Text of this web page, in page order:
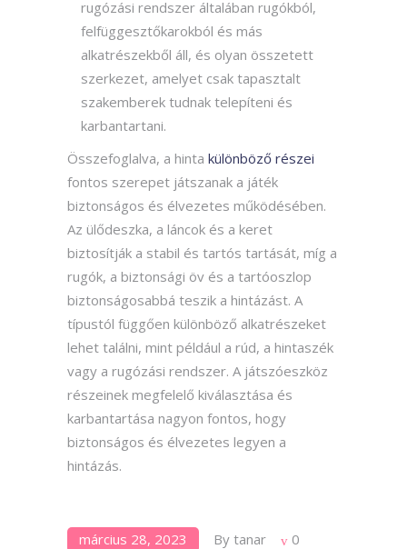
rugózási rendszer általában rugókból,
felfüggesztőkarokból és más
alkatrészekből áll, és olyan összetett
szerkezet, amelyet csak tapasztalt
szakemberek tudnak telepíteni és
karbantartani.
Összefoglalva, a hinta különböző részei
fontos szerepet játszanak a játék
biztonságos és élvezetes működésében.
Az ülődeszka, a láncok és a keret
biztosítják a stabil és tartós tartását, míg a
rugók, a biztonsági öv és a tartóoszlop
biztonságosabbá teszik a hintázást. A
típustól függően különböző alkatrészeket
lehet találni, mint például a rúd, a hintaszék
vagy a rugózási rendszer. A játszóeszköz
részeinek megfelelő kiválasztása és
karbantartása nagyon fontos, hogy
biztonságos és élvezetes legyen a
hintázás.
március 28, 2023 By tanar
0